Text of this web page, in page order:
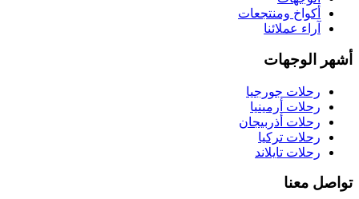
أكواخ ومنتجعات
آراء عملائنا
أشهر الوجهات
رحلات جورجيا
رحلات أرمينيا
رحلات أذربيجان
رحلات تركيا
رحلات تايلاند
تواصل معنا